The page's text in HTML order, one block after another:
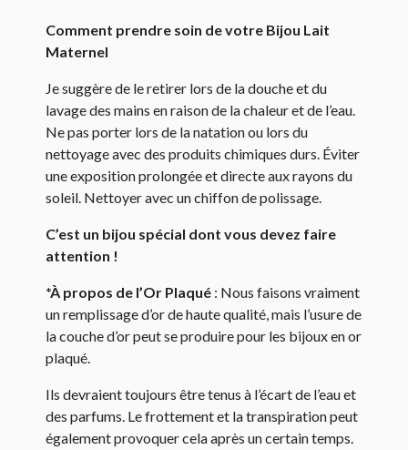
Comment prendre soin de votre Bijou Lait
Maternel
Je suggère de le retirer lors de la douche et du
lavage des mains en raison de la chaleur et de l’eau.
Ne pas porter lors de la natation ou lors du
nettoyage avec des produits chimiques durs. Éviter
une exposition prolongée et directe aux rayons du
soleil. Nettoyer avec un chiffon de polissage.
C’est un bijou spécial dont vous devez faire
attention !
*À propos de l’Or Plaqué : Nous faisons vraiment
un remplissage d’or de haute qualité, mais l’usure de
la couche d’or peut se produire pour les bijoux en or
plaqué.
Ils devraient toujours être tenus à l’écart de l’eau et
des parfums. Le frottement et la transpiration peut
également provoquer cela après un certain temps.